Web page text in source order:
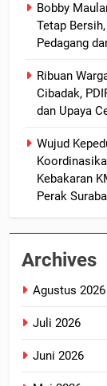
Bobby
Tetap
Pedagang
Ribuan
Cibadak,
dan Upaya
Wujud
Kebakaran
Perak
Archives
Agustus 2026
Juli 2026
Juni 2026